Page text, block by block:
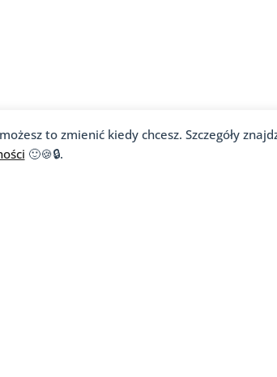
to zmienić kiedy chcesz. Szczegóły
🙂🍪🔒.